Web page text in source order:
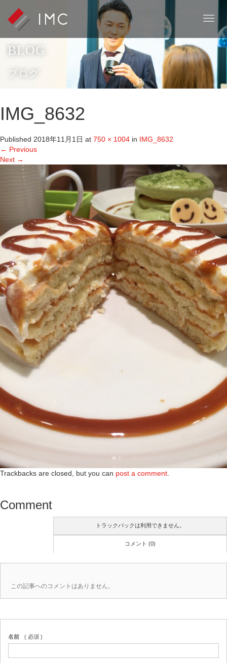
T
g
l
e
a
BLOG
ブログ
IMG_8632
Published 2018年11月1日 at 750 × 1004 in IMG_8632
← Previous
Next →
Trackbacks are closed, but you can post a comment
Comment
トラックバックは利用できません。
コメント (0)
この記事へのコメントはありません。
名前 ( 必須 )